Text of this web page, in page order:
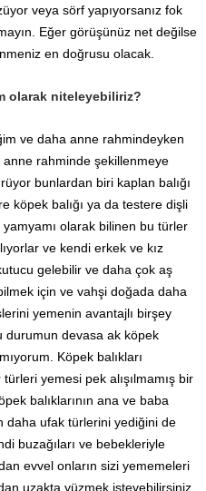
veya sörf yapıyorsanız fok
Eğer görüşünüz net değilse
en doğrusu olacak.
olarak niteleyebiliriz?
ve daha anne rahmindeyken
rahminde şekillenmeye
bunlardan biri kaplan balığı
köpek balığı ya da testere dişli
yamyamı olarak bilinen bu türler
ve kendi erkek ve kız
gelebilir ve daha çok aş
için ve vahşi doğada daha
yemenin avantajlı birşey
durumun devasa ak köpek
Köpek balıkları
yemesi pek alışılmamış bir
balıklarının ana ve baba
daha ufak türlerini yediğini de
buzağıları ve bebekleriyle
evvel onların sizi yememeleri
uzakta yüzmek isteyebilirsiniz.